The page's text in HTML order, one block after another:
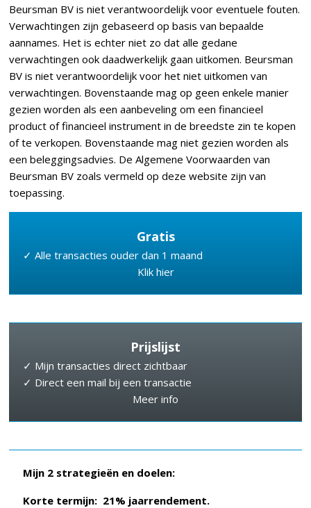
Beursman BV is niet verantwoordelijk voor eventuele fouten.
Verwachtingen zijn gebaseerd op basis van bepaalde
aannames. Het is echter niet zo dat alle gedane
verwachtingen ook daadwerkelijk gaan uitkomen. Beursman
BV is niet verantwoordelijk voor het niet uitkomen van
verwachtingen. Bovenstaande mag op geen enkele manier
gezien worden als een aanbeveling om een financieel
product of financieel instrument in de breedste zin te kopen
of te verkopen. Bovenstaande mag niet gezien worden als
een beleggingsadvies. De Algemene Voorwaarden van
Beursman BV zoals vermeld op deze website zijn van
toepassing.
Gratis
✓ Alle transacties ouder dan 1 maand
Klik hier
Prijslijst
✓ Mijn transacties direct zichtbaar
✓ Direct een mail bij een transactie
Meer info
Mijn 2 strategieën en doelen:
Korte termijn: 21% jaarrendement.